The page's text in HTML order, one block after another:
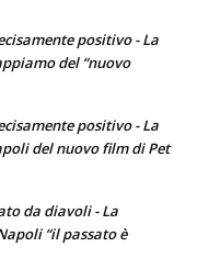
positivo - La
del “nuovo
positivo - La
del nuovo film di Pet
da diavoli - La
“il passato è